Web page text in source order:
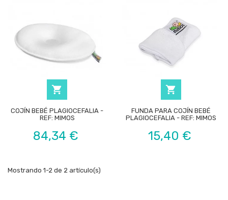

COJÍN BEBÉ PLAGIOCEFALIA -
REF: MIMOS
Precio
84,34 €

FUNDA PARA COJÍN BEBÉ
PLAGIOCEFALIA - REF: MIMOS
Precio
15,40 €
Mostrando 1-2 de 2 artículo(s)